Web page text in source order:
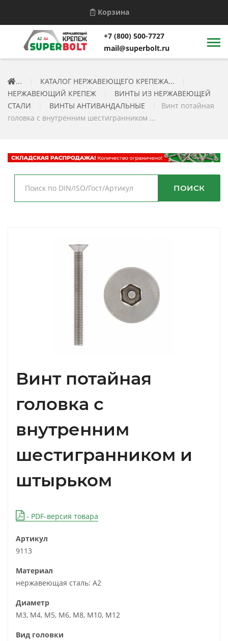
Корзина
+7 (800) 500-7727
mail@superbolt.ru
... КАТАЛОГ НЕРЖАВЕЮЩЕГО КРЕПЕЖА...
НЕРЖАВЕЮЩИЙ КРЕПЕЖ
ВИНТЫ ИЗ НЕРЖАВЕЮЩЕЙ
СТАЛИ
ВИНТЫ АНТИВАНДАЛЬНЫЕ
Винт потайная
головка с внутренним шестигранником ...
ПОИСК
Винт потайная
головка с
внутренним
шестигранником и
штырьком
- PDF-версия товара
Артикул
9113
Материал
нержавеющая сталь: А2
Диаметр
М3, М4, М5, М6, М8, М10, М12
Вид головки